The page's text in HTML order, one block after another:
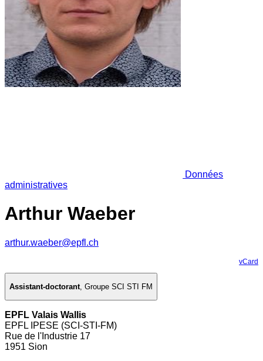
Données
administratives
Arthur Waeber
arthur.waeber@epfl.ch
vCard
Assistant-doctorant, Groupe SCI STI FM
EPFL Valais Wallis
EPFL IPESE (SCI-STI-FM)
Rue de l'Industrie 17
1951 Sion